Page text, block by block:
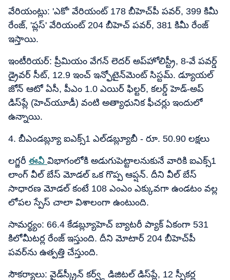
వేరియంట్లు: 'ఎకో' వేరియంట్ 178 బీహెచ్​పీ పవర్, 399 కిమీ
రేంజ్, 'ప్లస్' వేరియంట్ 204 బీహెచ్​ పవర్, 381 కిమీ రేంజ్
ఇస్తాయి.
ఇంటీరియర్: ప్రీమియం వేగన్ లెదర్ అప్​హోలిస్ట్రీ, 8-వే పవర్డ్
డ్రైవర్ సీట్, 12.9 ఇంచ్​ ఇన్ఫోటైన్‌మెంట్ సిస్టమ్. డ్యూయల్
జోన్ ఆటో ఏసీ, పీఎం 1.0 ఎయిర్ ఫిల్టర్, కలర్డ్ హెడ్-అప్
డిస్‌ప్లే (హెచ్​యూడీ) వంటి అత్యాధునిక ఫీచర్లు ఇందులో
ఉన్నాయి.
4. బీఎండబ్ల్యూ ఐఎక్స్​1 ఎల్​డబ్ల్యూబీ - రూ. 50.90 లక్షలు
లగ్జరీ ఈవీ విభాగంలోకి అడుగుపెట్టాలనుకునే వారికి ఐఎక్స్​1
లాంగ్ వీల్ బేస్ మోడల్ ఒక గొప్ప ఆప్షన్. దీని వీల్ బేస్
సాధారణ మోడల్ కంటే 108 ఎంఎం ఎక్కువగా ఉండటం వల్ల
లోపల స్పేస్​ చాలా విశాలంగా ఉంటుంది.
సామర్థ్యం: 66.4 కేడబ్ల్యూహెచ్​ బ్యాటరీ ప్యాక్ ఏకంగా 531
కిలోమీటర్ల రేంజ్ ఇస్తుంది. దీని మోటార్ 204 బీహెచ్​పీ
పవర్‌ను ఉత్పత్తి చేస్తుంది.
సౌకర్యాలు: వైడ్‌స్క్రీన్ కర్వ్డ్ డిజిటల్ డిస్‌ప్లే, 12 స్పీకర్ల